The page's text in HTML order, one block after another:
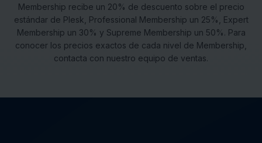
Membership recibe un 20% de descuento sobre el precio
estándar de Plesk, Professional Membership un 25%, Expert
Membership un 30% y Supreme Membership un 50%. Para
conocer los precios exactos de cada nivel de Membership,
contacta con nuestro equipo de ventas.